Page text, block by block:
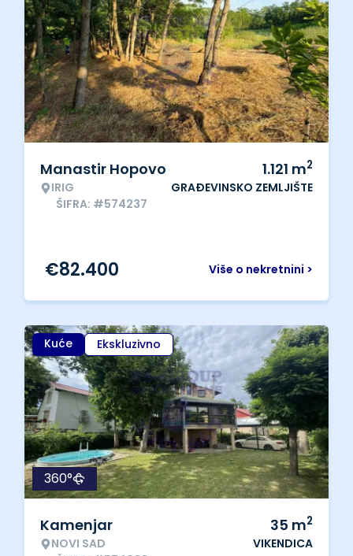
Manastir Hopovo
IRIG
ŠIFRA: #574237
1.121 m2
GRAĐEVINSKO ZEMLJIŠTE
Više o nekretnini >
€82.400
Kuće Ekskluzivno
360°
Kamenjar
NOVI SAD
35 m2
VIKENDICA